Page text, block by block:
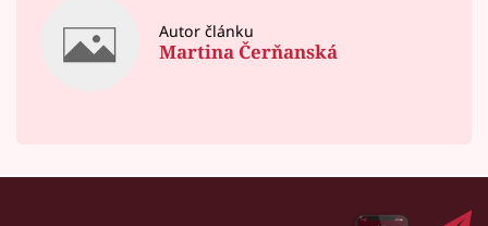
Autor článku
Martina Čerňanská